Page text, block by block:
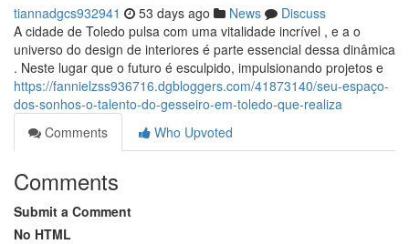
tiannadgcs932941 53 days ago News
Discuss
A cidade de Toledo pulsa com uma vitalidade incrível , e a o
universo do design de interiores é parte essencial dessa dinâmica
. Neste lugar que o futuro é esculpido, impulsionando projetos e
https://fannielzss936716.dgbloggers.com/41873140/seu-espaço-
dos-sonhos-o-talento-do-gesseiro-em-toledo-que-realiza
Comments
Who Upvoted
Comments
Submit a Comment
No HTML